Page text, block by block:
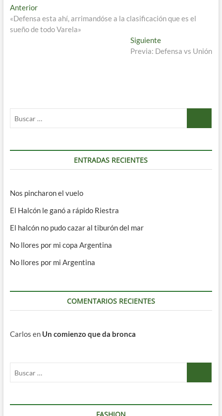
Navegación
de
AnteriorEntrada
anterior:
«Defensa esta ahí, arrimandóse a la clasificación que es el
sueño de todo Varela»
SiguienteEntrada
siguiente:
Previa: Defensa vs Unión
ENTRADAS RECIENTES
Nos pincharon el vuelo
El Halcón le ganó a rápido Riestra
El halcón no pudo cazar al tiburón del mar
No llores por mi copa Argentina
No llores por mi Argentina
COMENTARIOS RECIENTES
Carlos en Un comienzo que da bronca